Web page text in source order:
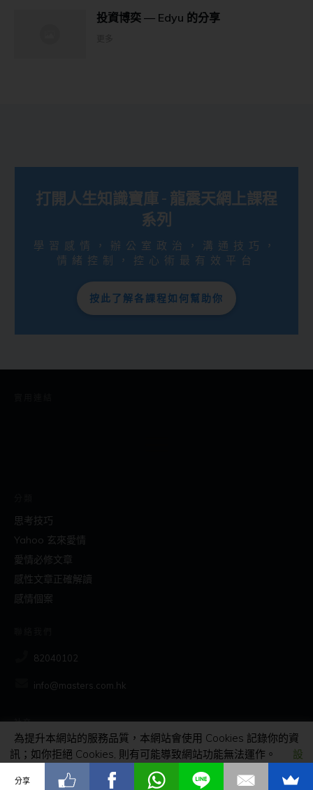
投資博奕 — Edyu 的分享
打開人生知識寶庫 - 龍震天網上課程
系列
學習感情，辦公室政治，溝通技巧，
情緒控制，控心術最有效平台
按此了解各課程如何幫助你
思考技巧
Yahoo 玄來愛情
愛情必修文章
感性文章正確解讀
感情個案
82040102
info@masters.com.hk
社交
為提升本網站的服務品質，本網站會使用 Cookies 記錄你的資
訊；如你拒絕 Cookies, 則有可能導致網站功能無法運作。
設
接受
分享